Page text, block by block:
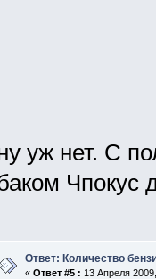
уж нет. С
Чпокус
Ответ: Количество
« Ответ #5 : 13 Апреля